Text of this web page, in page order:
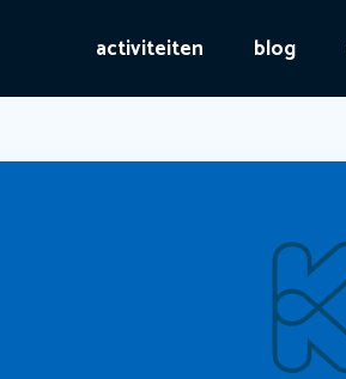
activiteiten blog